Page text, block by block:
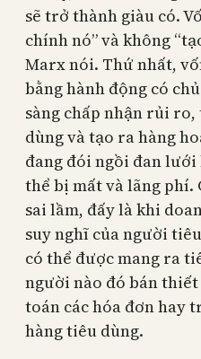
sẽ trở thành giàu có.
chính nó” và không
Marx nói. Thứ nhất,
bằng hành động có
sàng chấp nhận rủi
dùng và tạo ra hàng
đang đói ngồi đan lưới
thể bị mất và lãng phí.
sai lầm, đấy là khi
suy nghĩ của người
có thể được mang ra
người nào đó bán
toán các hóa đơn hay
hàng tiêu dùng.